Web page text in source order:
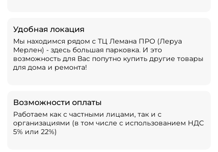
Удобная локация
Мы находимся рядом с ТЦ Лемана ПРО (Леруа
Мерлен) - здесь большая парковка. И это
возможность для Вас попутно купить другие товары
для дома и ремонта!
Возможности оплаты
Работаем как с частными лицами, так и с
организациями (в том числе с использованием НДС
5% или 22%)